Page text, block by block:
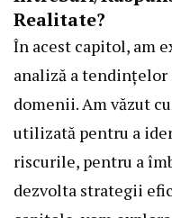
Realitate?
În acest capitol, am
analiză a
domenii. Am văzut
utilizată pentru a
riscurile, pentru a
dezvolta strategii